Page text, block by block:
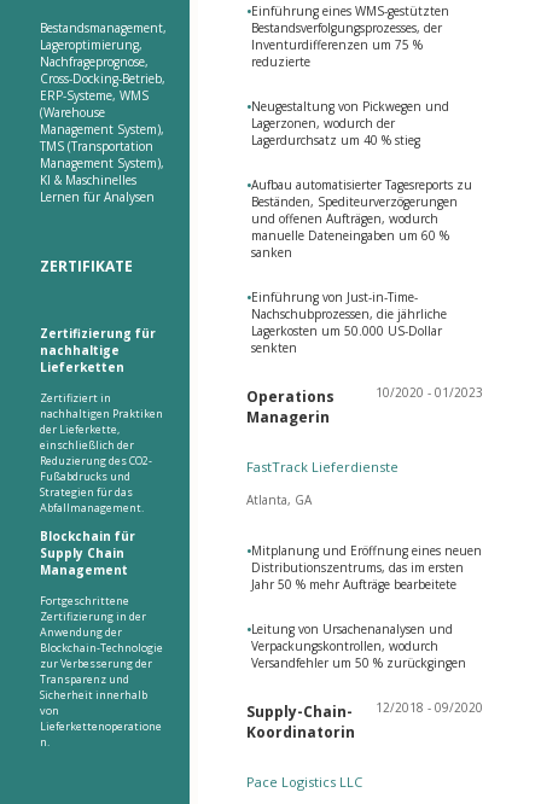
Bestandsmanagement,
Lageroptimierung,
Nachfrageprognose,
Cross-Docking-Betrieb,
ERP-Systeme, WMS
(Warehouse
Management System),
TMS (Transportation
Management System),
KI & Maschinelles
Lernen für Analysen
ZERTIFIKATE
Zertifizierung für
nachhaltige
Lieferketten
Zertifiziert in
nachhaltigen Praktiken
der Lieferkette,
einschließlich der
Reduzierung des CO2-
Fußabdrucks und
Strategien für das
Abfallmanagement.
Blockchain für
Supply Chain
Management
Fortgeschrittene
Zertifizierung in der
Anwendung der
Blockchain-Technologie
zur Verbesserung der
Transparenz und
Sicherheit innerhalb
von
Lieferkettenoperatione
n.
•Einführung eines WMS-gestützten
Bestandsverfolgungsprozesses, der
Inventurdifferenzen um 75 %
reduzierte
•Neugestaltung von Pickwegen und
Lagerzonen, wodurch der
Lagerdurchsatz um 40 % stieg
•Aufbau automatisierter Tagesreports zu
Beständen, Spediteurverzögerungen
und offenen Aufträgen, wodurch
manuelle Dateneingaben um 60 %
sanken
•Einführung von Just-in-Time-
Nachschubprozessen, die jährliche
Lagerkosten um 50.000 US-Dollar
senkten
Operations
Managerin
10/2020 - 01/2023
FastTrack Lieferdienste
Atlanta, GA
•Mitplanung und Eröffnung eines neuen
Distributionszentrums, das im ersten
Jahr 50 % mehr Aufträge bearbeitete
•Leitung von Ursachenanalysen und
Verpackungskontrollen, wodurch
Versandfehler um 50 % zurückgingen
Supply-Chain-
Koordinatorin
12/2018 - 09/2020
Pace Logistics LLC